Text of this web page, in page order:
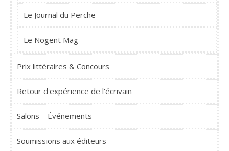
Le Journal du Perche
Le Nogent Mag
Prix littéraires & Concours
Retour d'expérience de l'écrivain
Salons – Événements
Soumissions aux éditeurs